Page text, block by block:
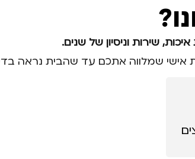
שירות וניסיון של שנים.
אישי שמלווה אתכם עד שהבית נראה